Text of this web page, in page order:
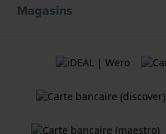
Magasins